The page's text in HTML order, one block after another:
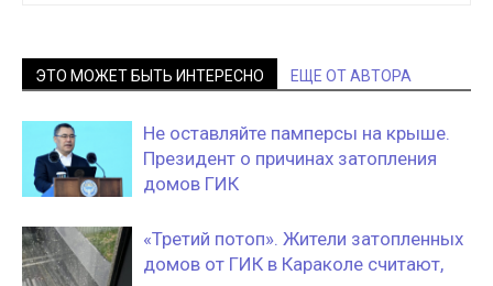
ЭТО МОЖЕТ БЫТЬ ИНТЕРЕСНО ЕЩЕ ОТ АВТОРА
Не оставляйте памперсы на крыше.
Президент о причинах затопления
домов ГИК
«Третий потоп». Жители затопленных
домов от ГИК в Караколе считают,